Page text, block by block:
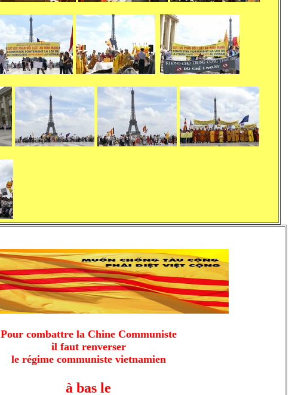
Pour combattre la Chine Communiste
il faut renverser
le régime communiste vietnamien
à bas le